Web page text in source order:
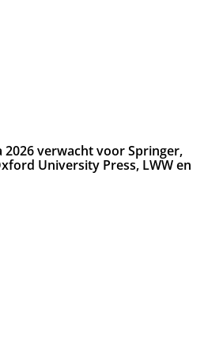
2026 verwacht voor Springer,
University Press, LWW en